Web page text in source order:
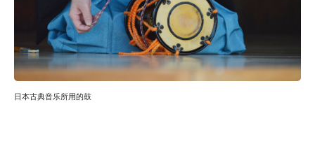
日本古典音乐所用的鼓